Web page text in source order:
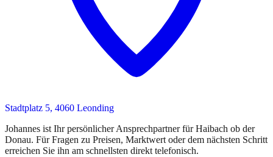
Stadtplatz 5, 4060 Leonding
Johannes ist Ihr persönlicher Ansprechpartnerfür Haibach ob der
Donau. Für Fragen zu Preisen, Marktwert oder dem nächsten Schritt
erreichen Sie ihn am schnellsten direkt telefonisch.